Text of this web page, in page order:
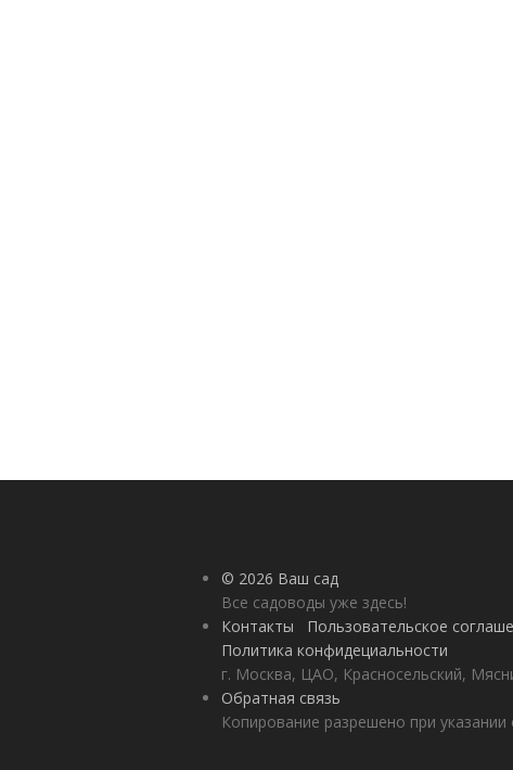
© 2026 Ваш сад
Все садоводы уже здесь!
Контакты
Пользовательское
Политика конфидециальности
г. Москва, ЦАО, Красносельский,
Обратная связь
Копирование разрешено при указании